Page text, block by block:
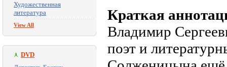
Художественная
литература
View All
DVD
Краткая
Владимир
поэт и